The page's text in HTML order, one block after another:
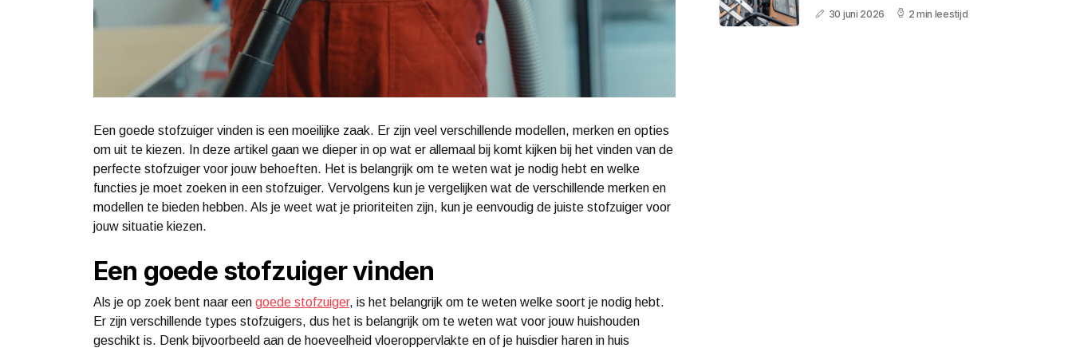
Een goede stofzuiger vinden is een moeilijke zaak. Er zijn veel verschillende modellen, merken en opties
om uit te kiezen. In deze artikel gaan we dieper in op wat er allemaal bij komt kijken bij het vinden van de
perfecte stofzuiger voor jouw behoeften. Het is belangrijk om te weten wat je nodig hebt en welke
functies je moet zoeken in een stofzuiger. Vervolgens kun je vergelijken wat de verschillende merken en
modellen te bieden hebben. Als je weet wat je prioriteiten zijn, kun je eenvoudig de juiste stofzuiger voor
jouw situatie kiezen.
Een goede stofzuiger vinden
Als je op zoek bent naar een goede stofzuiger, is het belangrijk om te weten welke soort je nodig hebt.
Er zijn verschillende types stofzuigers, dus het is belangrijk om te weten wat voor jouw huishouden
geschikt is. Denk bijvoorbeeld aan de hoeveelheid vloeroppervlakte en of je huisdier haren in huis
30 juni 2026 2 min leestijd